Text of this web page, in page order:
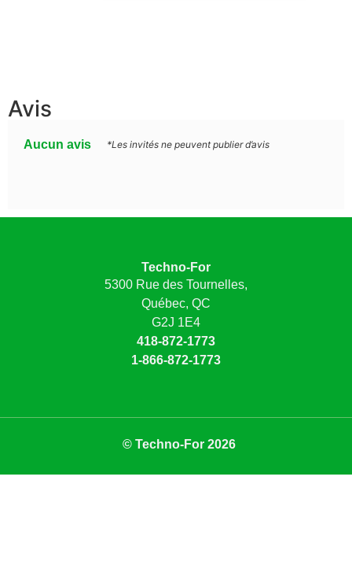
Avis
Aucun avis *Les invités ne peuvent publier d’avis
Techno-For
5300 Rue des Tournelles,
Québec, QC
G2J 1E4
418-872-1773
1-866-872-1773
© Techno-For 2026